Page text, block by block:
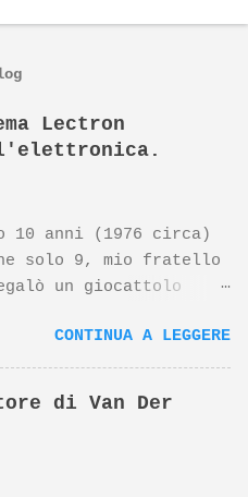
Lectron
10 anni (1976 circa)
solo 9, mio fratello
un giocattolo
studiare l'elettronica
dalla mente
Gregor e dal
Rams (top
Braun) questo
meritato negli anni
CONTINUA A LEGGERE
di Van Der